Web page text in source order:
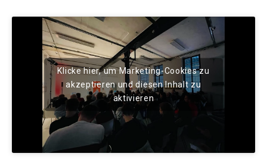
Klicke hier, um Marketing-Cookies zu
akzeptieren und diesen Inhalt zu
aktivieren